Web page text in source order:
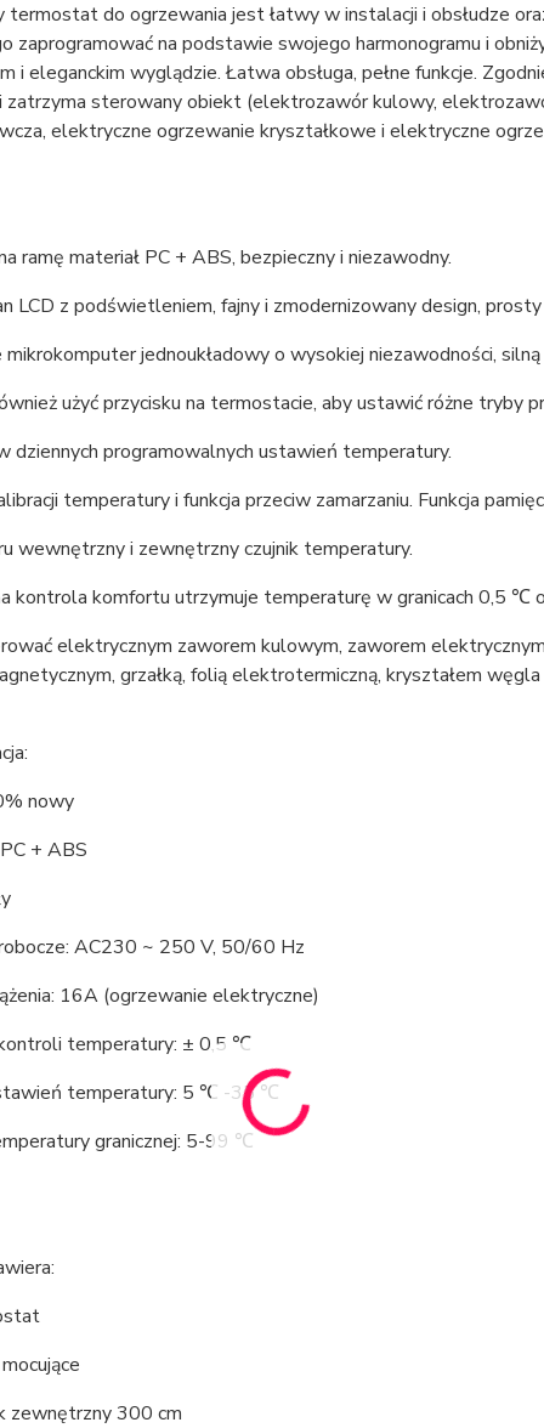
termostat do ogrzewania jest łatwy w instalacji i obsłudze
zaprogramować na podstawie swojego harmonogramu i
i eleganckim wyglądzie. Łatwa obsługa, pełne funkcje.
zatrzyma sterowany obiekt (elektrozawór kulowy,
elektryczne ogrzewanie kryształkowe i elektryczne
ramę materiał PC + ABS, bezpieczny i niezawodny.
LCD z podświetleniem, fajny i zmodernizowany design,
mikrokomputer jednoukładowy o wysokiej niezawodności,
użyć przycisku na termostacie, aby ustawić różne tryby
dziennych programowalnych ustawień temperatury.
temperatury i funkcja przeciw zamarzaniu. Funkcja
wewnętrzny i zewnętrzny czujnik temperatury.
kontrola komfortu utrzymuje temperaturę w granicach 0,5 ℃
elektrycznym zaworem kulowym, zaworem
grzałką, folią elektrotermiczną, kryształem
nowy
+ ABS
AC230 ~ 250 V, 50/60 Hz
16A (ogrzewanie elektryczne)
temperatury: ± 0,5 ℃
temperatury: 5 ℃ -35 ℃
granicznej: 5-99 ℃
zewnętrzny 300 cm